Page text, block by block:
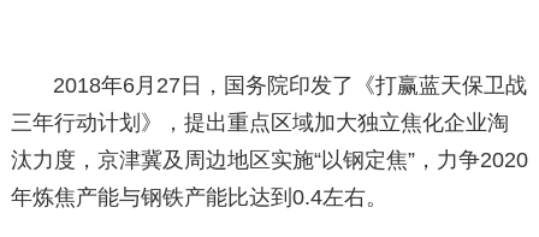
2018年6月27日，国务院印发了《打赢蓝天保卫战
三年行动计划》，提出重点区域加大独立焦化企业淘
汰力度，京津冀及周边地区实施“以钢定焦”，力争2020
年炼焦产能与钢铁产能比达到0.4左右。